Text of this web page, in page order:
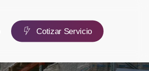
Cotizar Servicio